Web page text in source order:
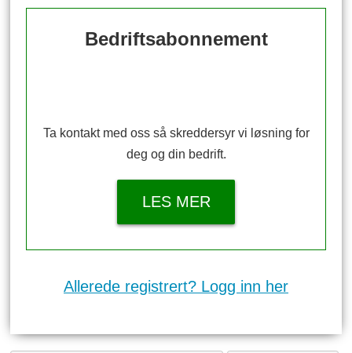
Bedriftsabonnement
Ta kontakt med oss så skreddersyr vi løsning for
deg og din bedrift.
LES MER
Allerede registrert? Logg inn her